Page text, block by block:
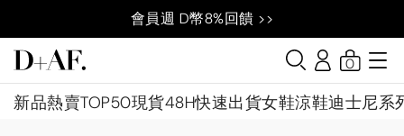
會員週 D幣8%回饋 >>
新品熱賣TOP50現貨48H快速出貨女鞋涼鞋迪士尼系
0